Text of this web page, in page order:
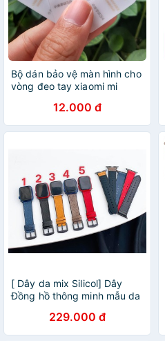
Bộ dán bảo vệ màn hình cho
vòng đeo tay xiaomi mi
12.000 đ
[ Dây da mix Silicol] Dây
Đồng hồ thông minh mẫu da
229.000 đ